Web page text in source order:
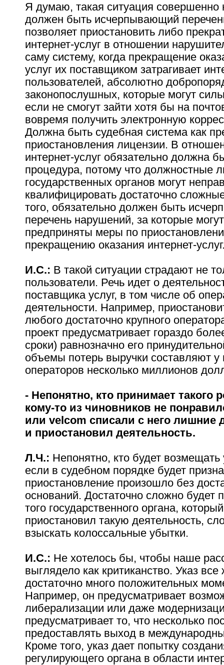
Я думаю, такая ситуация совершенно
должен быть исчерпывающий
позволяет приостановить либо
интернет-услуг в отношении
саму систему, когда прекращение
услуг их поставщиком затрагивает
пользователей, абсолютно
законопослушных, которые могут
если не смогут зайти хотя бы на
вовремя получить электронную
Должна быть судебная система как
приостановления лицензии. В
интернет-услуг обязательно должна
процедура, потому что должностные
государственных органов могут
квалифицировать достаточно
того, обязательно должен быть
перечень нарушений, за которые
предприняты меры по
прекращению оказания интернет-
И.С.: В такой ситуации страдают не
пользователи. Речь идет о
поставщика услуг, в том числе об
деятельности. Например,
любого достаточно крупного
проект предусматривает гораздо
сроки) равнозначно его
объемы потерь выручки составляют у
операторов несколько миллионов
- Непонятно, кто принимает такого
кому-то из чиновников не
или velcom списали с него лишние
и приостановил деятельность.
Л.Ч.: Непонятно, кто будет возмещать
если в судебном порядке будет
приостановление произошло без
оснований. Достаточно сложно будет
того государственного органа,
приостановил такую деятельность,
взыскать колоссальные убытки.
И.С.: Не хотелось бы, чтобы наше
выглядело как критиканство. Указ
достаточно много положительных
Например, он предусматривает
либерализации или даже
предусматривает то, что несколько
предоставлять выход в
Кроме того, указ дает попытку
регулирующего органа в области